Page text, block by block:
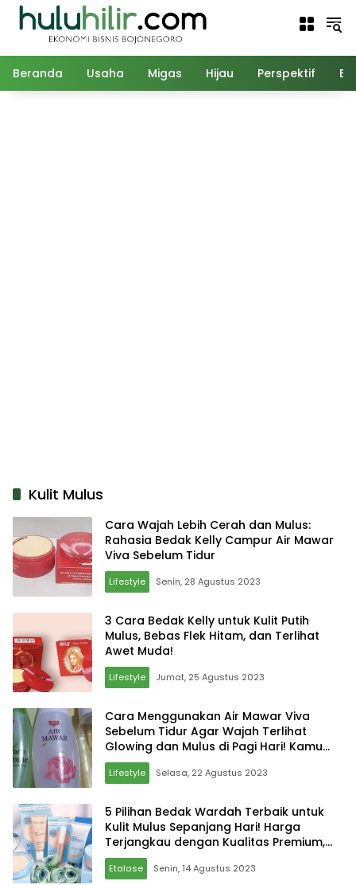
Langsung
Beranda Usaha Migas Hijau Perspektif
Kulit Mulus
Cara Wajah Lebih Cerah dan Mulus:
Rahasia Bedak Kelly Campur Air Mawar
Viva Sebelum Tidur
Lifestyle Senin, 28 Agustus 2023
3 Cara Bedak Kelly untuk Kulit Putih
Mulus, Bebas Flek Hitam, dan Terlihat
Awet Muda!
Lifestyle Jumat, 25 Agustus 2023
Cara Menggunakan Air Mawar Viva
Sebelum Tidur Agar Wajah Terlihat
Glowing dan Mulus di Pagi Hari! Kamu
Wajib Coba Trik Ini untuk Kulit yang
Kinclong!
Lifestyle Selasa, 22 Agustus 2023
5 Pilihan Bedak Wardah Terbaik untuk
Kulit Mulus Sepanjang Hari! Harga
Terjangkau dengan Kualitas Premium,
Wajib Coba!
Etalase Senin, 14 Agustus 2023